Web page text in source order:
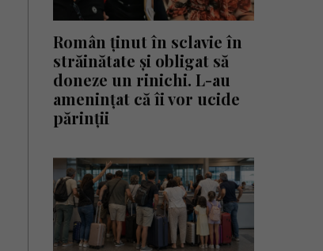
Român ținut în sclavie în
străinătate și obligat să
doneze un rinichi. L-au
amenințat că îi vor ucide
părinții